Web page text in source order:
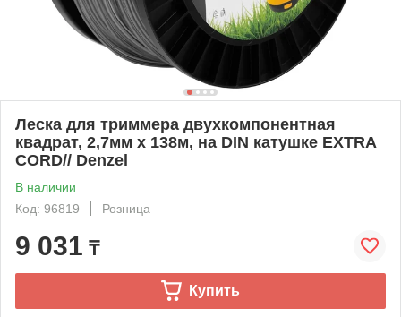
Леска для триммера двухкомпонентная
квадрат, 2,7мм х 138м, на DIN катушке EXTRA
CORD// Denzel
В наличии
Код: 96819
Розница
9 031 ₸
Купить